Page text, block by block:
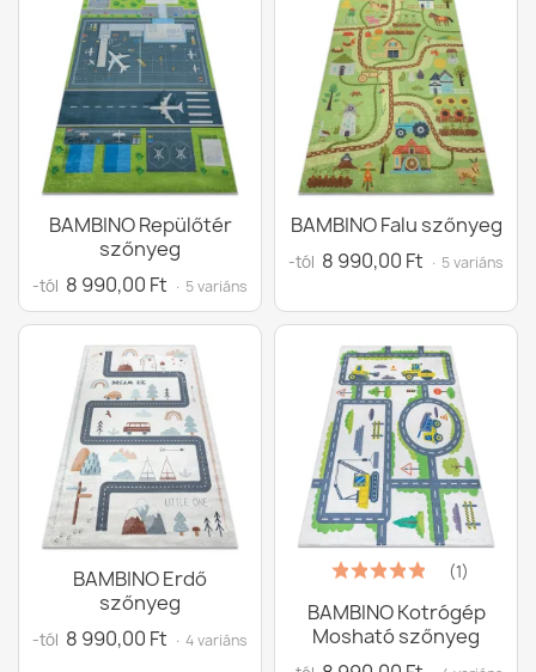
BAMBINO Repülőtér
szőnyeg
-tól 8 990,00 Ft · 5 variáns
BAMBINO Falu szőnyeg
-tól 8 990,00 Ft · 5 variáns
BAMBINO Erdő
szőnyeg
-tól 8 990,00 Ft · 4 variáns
(1)
BAMBINO Kotrógép
Mosható szőnyeg